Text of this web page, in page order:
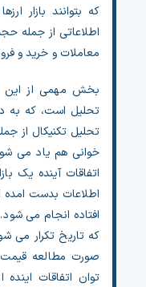
فیلتر ارزهای دیجیتال
کارمزد
تماس با ما
دسته‌بندی ارزها
شاخص ترس و طمع
خرید تتر ارزان
مشاوره خدمات مالی
که بتوانند بازار
اطلاعاتی از جمله
معاملات و خرید و
بخش مهمی از این
تحلیل است، که به
تحلیل تکنیکال از
خوانی هم یاد می
اتفاقات آینده یک
اطلاعات بدست
افتاده انجام می
که تاریخ تکرار می
صورت مطالعه
توان اتفاقات